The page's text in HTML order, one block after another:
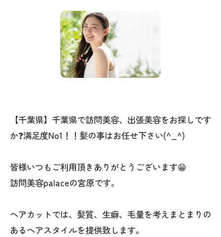
【千葉県】千葉県で訪問美容、出張美容をお探しです
か❓満足度No1！！髪の事はお任せ下さい(^_^)
皆様いつもご利用頂きありがとうございます😁
訪問美容palaceの宮原です。
ヘアカットでは、髪質、生癖、毛量を考えまとまりの
あるヘアスタイルを提供致します。